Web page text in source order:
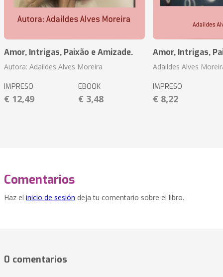
Amor, Intrigas, Paixão e Amizade.
Autora: Adaildes Alves Moreira
IMPRESO
€ 12,49
EBOOK
€ 3,48
Amor, Intrigas,
Adaildes Alves
IMPRESO
€ 8,22
Comentarios
Haz el inicio de sesión deja tu comentario sobre el libro.
0 comentarios